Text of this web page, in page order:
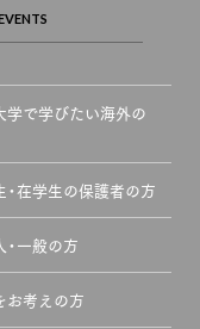
学で学びたい海外の
・在学生の保護者の方
・一般の方
お考えの方